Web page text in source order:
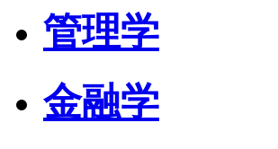
管理学
金融学